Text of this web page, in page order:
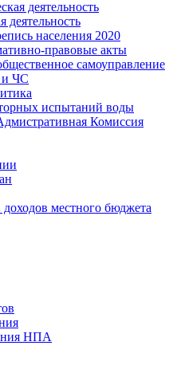
деятельность
деятельность
населения 2020
правовые акты
самоуправление
и ЧС
испытаний воды
Комиссия
доходов местного бюджета
НПА